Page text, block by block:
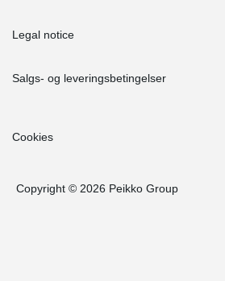
Legal notice
Salgs- og leveringsbetingelser
Cookies
Copyright © 2026 Peikko Group